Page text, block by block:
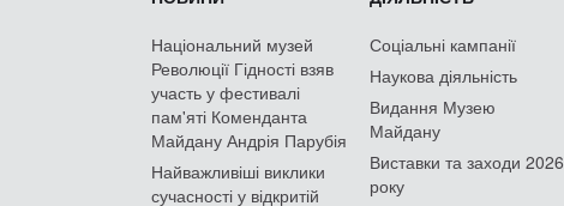
Національний музей
Революції Гідності взяв
участь у фестивалі
пам'яті Коменданта
Майдану Андрія Парубія
Найважливіші виклики
сучасності у відкритій
Соціальні кампанії
Наукова діяльність
Видання Музею
Майдану
Виставки та заходи 2026
року